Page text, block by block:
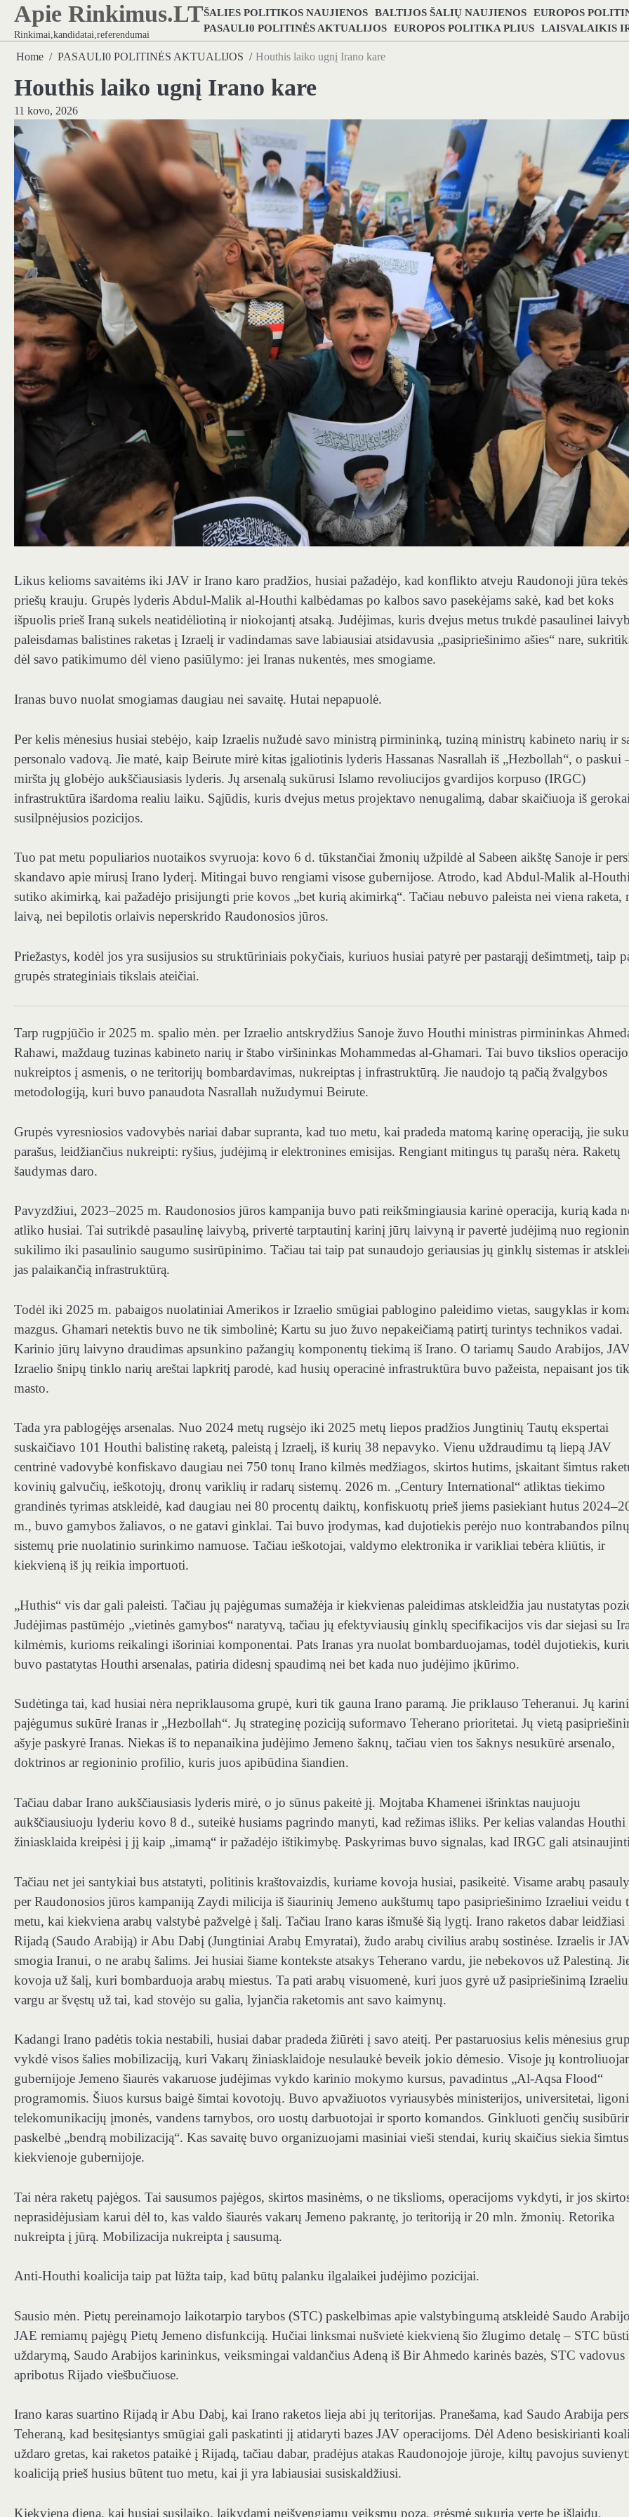
Skip
content
Apie Rinkimus.LT
Rinkimai,kandidatai,referendumai
ŠALIES POLITIKOS NAUJIENOS BALTIJOS ŠALIŲ NAUJIENOS EUROPOS
PASAULI0 POLITINĖS AKTUALIJOS EUROPOS POLITIKA PLIUS LAISVALAIKIS
Home PASAULI0 POLITINĖS AKTUALIJOS Houthis laiko ugnį Irano kare
Houthis laiko ugnį Irano kare
11 kovo, 2026
Likus kelioms savaitėms iki JAV ir Irano karo pradžios, husiai pažadėjo, kad konflikto atveju Raudonoji jūra
priešų krauju. Grupės lyderis Abdul-Malik al-Houthi kalbėdamas po kalbos savo pasekėjams sakė, kad bet koks
išpuolis prieš Iraną sukels neatidėliotiną ir niokojantį atsaką. Judėjimas, kuris dvejus metus trukdė pasaulinei
paleisdamas balistines raketas į Izraelį ir vadindamas save labiausiai atsidavusia „pasipriešinimo ašies“ nare,
dėl savo patikimumo dėl vieno pasiūlymo: jei Iranas nukentės, mes smogiame.
Iranas buvo nuolat smogiamas daugiau nei savaitę. Hutai nepapuolė.
Per kelis mėnesius husiai stebėjo, kaip Izraelis nužudė savo ministrą pirmininką, tuziną ministrų kabineto narių ir
personalo vadovą. Jie matė, kaip Beirute mirė kitas įgaliotinis lyderis Hassanas Nasrallah iš „Hezbollah“, o paskui
miršta jų globėjo aukščiausiasis lyderis. Jų arsenalą sukūrusi Islamo revoliucijos gvardijos korpuso (IRGC)
infrastruktūra išardoma realiu laiku. Sąjūdis, kuris dvejus metus projektavo nenugalimą, dabar skaičiuoja iš gerokai
susilpnėjusios pozicijos.
Tuo pat metu populiarios nuotaikos svyruoja: kovo 6 d. tūkstančiai žmonių užpildė al Sabeen aikštę Sanoje ir
skandavo apie mirusį Irano lyderį. Mitingai buvo rengiami visose gubernijose. Atrodo, kad Abdul-Malik al-Houthi
sutiko akimirką, kai pažadėjo prisijungti prie kovos „bet kurią akimirką“. Tačiau nebuvo paleista nei viena raketa,
laivą, nei bepilotis orlaivis neperskrido Raudonosios jūros.
Priežastys, kodėl jos yra susijusios su struktūriniais pokyčiais, kuriuos husiai patyrė per pastarąjį dešimtmetį, taip
grupės strateginiais tikslais ateičiai.
Tarp rugpjūčio ir2025 m. spalio mėn. per Izraelio antskrydžius Sanoje žuvo Houthi ministras pirmininkas
Rahawi, maždaug tuzinas kabineto narių ir štabo viršininkas Mohammedas al-Ghamari. Tai buvo tikslios
nukreiptos į asmenis, o ne teritorijų bombardavimas, nukreiptas į infrastruktūrą. Jie naudojo tą pačią žvalgybos
metodologiją, kuri buvo panaudota Nasrallah nužudymui Beirute.
Grupės vyresniosios vadovybės nariai dabar supranta, kad tuo metu, kai pradeda matomą karinę operaciją, jie
parašus, leidžiančius nukreipti: ryšius, judėjimą ir elektronines emisijas. Rengiant mitingus tų parašų nėra. Raketų
šaudymas daro.
Pavyzdžiui, 2023–2025 m. Raudonosios jūros kampanija buvo pati reikšmingiausia karinė operacija, kurią kada
atliko husiai. Tai sutrikdė pasaulinę laivybą, privertė tarptautinį karinį jūrų laivyną ir pavertė judėjimą nuo
sukilimo iki pasaulinio saugumo susirūpinimo. Tačiau tai taip pat sunaudojo geriausias jų ginklų sistemas ir
jas palaikančią infrastruktūrą.
Todėl iki 2025 m. pabaigos nuolatiniai Amerikos ir Izraelio smūgiai pablogino paleidimo vietas, saugyklas ir
mazgus. Ghamari netektis buvo ne tik simbolinė; Kartu su juo žuvo nepakeičiamą patirtį turintys technikos vadai.
Karinio jūrų laivyno draudimas apsunkino pažangių komponentų tiekimą iš Irano. O tariamų Saudo Arabijos,
Izraelio šnipų tinklo narių areštai lapkritį parodė, kad husių operacinė infrastruktūra buvo pažeista, nepaisant jos
masto.
Tada yra pablogėjęs arsenalas. Nuo 2024 metų rugsėjo iki 2025 metų liepos pradžios Jungtinių Tautų ekspertai
suskaičiavo 101 Houthi balistinę raketą, paleistą į Izraelį, iš kurių 38 nepavyko. Vienu uždraudimu tą liepą JAV
centrinė vadovybė konfiskavo daugiau nei 750 tonų Irano kilmės medžiagos, skirtos hutims, įskaitant šimtus
kovinių galvučių, ieškotojų, dronų variklių ir radarų sistemų. 2026 m. „Century International“ atliktas tiekimo
grandinės tyrimas atskleidė, kad daugiau nei 80 procentų daiktų, konfiskuotų prieš jiems pasiekiant hutus
m., buvo gamybos žaliavos, o ne gatavi ginklai. Tai buvo įrodymas, kad dujotiekis perėjo nuo kontrabandos pilnų
sistemų prie nuolatinio surinkimo namuose. Tačiau ieškotojai, valdymo elektronika ir varikliai tebėra kliūtis, ir
kiekvieną iš jų reikia importuoti.
„Huthis“ vis dar gali paleisti. Tačiau jų pajėgumas sumažėja ir kiekvienas paleidimas atskleidžia jau nustatytas
Judėjimas pastūmėjo „vietinės gamybos“ naratyvą, tačiau jų efektyviausių ginklų specifikacijos vis dar siejasi su
kilmėmis, kurioms reikalingi išoriniai komponentai. Pats Iranas yra nuolat bombarduojamas, todėl dujotiekis,
buvo pastatytas Houthi arsenalas, patiria didesnį spaudimą nei bet kada nuo judėjimo įkūrimo.
Sudėtinga tai, kad husiai nėra nepriklausoma grupė, kuri tik gauna Irano paramą. Jie priklauso Teheranui. Jų
pajėgumus sukūrė Iranas ir „Hezbollah“. Jų strateginę poziciją suformavo Teherano prioritetai. Jų vietą
ašyje paskyrė Iranas. Niekas iš to nepanaikina judėjimo Jemeno šaknų, tačiau vien tos šaknys nesukūrė arsenalo,
doktrinos ar regioninio profilio, kuris juos apibūdina šiandien.
Tačiau dabar Irano aukščiausiasis lyderis mirė, o jo sūnus pakeitė jį. Mojtaba Khamenei išrinktas naujuoju
aukščiausiuoju lyderiu kovo 8 d., suteikė husiams pagrindo manyti, kad režimas išliks. Per kelias valandas Houthi
žiniasklaida kreipėsi į jį kaip „imamą“ ir pažadėjo ištikimybę. Paskyrimas buvo signalas, kad IRGC gali
Tačiau net jei santykiai bus atstatyti, politinis kraštovaizdis, kuriame kovoja husiai, pasikeitė. Visame arabų
per Raudonosios jūros kampaniją Zaydi milicija iš šiaurinių Jemeno aukštumų tapo pasipriešinimo Izraeliui veidu
metu, kai kiekviena arabų valstybė pažvelgė į šalį. Tačiau Irano karas išmušė šią lygtį. Irano raketos dabar leidžiasi
Rijadą (Saudo Arabiją) ir Abu Dabį (Jungtiniai Arabų Emyratai), žudo arabų civilius arabų sostinėse. Izraelis ir
smogia Iranui, o ne arabų šalims. Jei husiai šiame kontekste atsakys Teherano vardu, jie nebekovos už Palestiną.
kovoja už šalį, kuri bombarduoja arabų miestus. Ta pati arabų visuomenė, kuri juos gyrė už pasipriešinimą
vargu ar švęstų už tai, kad stovėjo su galia, lyjančia raketomis ant savo kaimynų.
Kadangi Irano padėtis tokia nestabili, husiai dabar pradeda žiūrėti į savo ateitį. Per pastaruosius kelis mėnesius
vykdė visos šalies mobilizaciją, kuri Vakarų žiniasklaidoje nesulaukė beveik jokio dėmesio. Visoje jų
gubernijoje Jemeno šiaurės vakaruose judėjimas vykdo karinio mokymo kursus, pavadintus „Al-Aqsa Flood“
programomis. Šiuos kursus baigė šimtai kovotojų. Buvo apvažiuotos vyriausybės ministerijos, universitetai,
telekomunikacijų įmonės, vandens tarnybos, oro uostų darbuotojai ir sporto komandos. Ginkluoti genčių
paskelbė „bendrą mobilizaciją“. Kas savaitę buvo organizuojami masiniai vieši stendai, kurių skaičius siekia šimtus
kiekvienoje gubernijoje.
Tai nėra raketų pajėgos. Tai sausumos pajėgos, skirtos masinėms, o ne tikslioms, operacijoms vykdyti, ir jos
neprasidėjusiam karui dėl to, kas valdo šiaurės vakarų Jemeno pakrantę, jo teritoriją ir 20 mln. žmonių. Retorika
nukreipta į jūrą. Mobilizacija nukreipta į sausumą.
Anti-Houthi koalicija taip pat lūžta taip, kad būtų palanku ilgalaikei judėjimo pozicijai.
Sausio mėn. Pietų pereinamojo laikotarpio tarybos (STC) paskelbimas apie valstybingumą atskleidė Saudo
JAE remiamų pajėgų Pietų Jemeno disfunkciją. Hučiai linksmai nušvietė kiekvieną šio žlugimo detalę – STC
uždarymą, Saudo Arabijos karininkus, veiksmingai valdančius Adeną iš Bir Ahmedo karinės bazės, STC vadovus
apribotus Rijado viešbučiuose.
Irano karas suartino Rijadą ir Abu Dabį, kai Irano raketos lieja abi jų teritorijas. Pranešama, kad Saudo Arabija
Teheraną, kad besitęsiantys smūgiai gali paskatinti jį atidaryti bazes JAV operacijoms. Dėl Adeno besiskirianti
uždaro gretas, kai raketos pataikė į Rijadą, tačiau dabar, pradėjus atakas Raudonojoje jūroje, kiltų pavojus
koaliciją prieš husius būtent tuo metu, kai ji yra labiausiai susiskaldžiusi.
Kiekvieną dieną, kai husiai susilaiko, laikydami neišvengiamų veiksmų pozą, grėsmė sukuria vertę be išlaidų.